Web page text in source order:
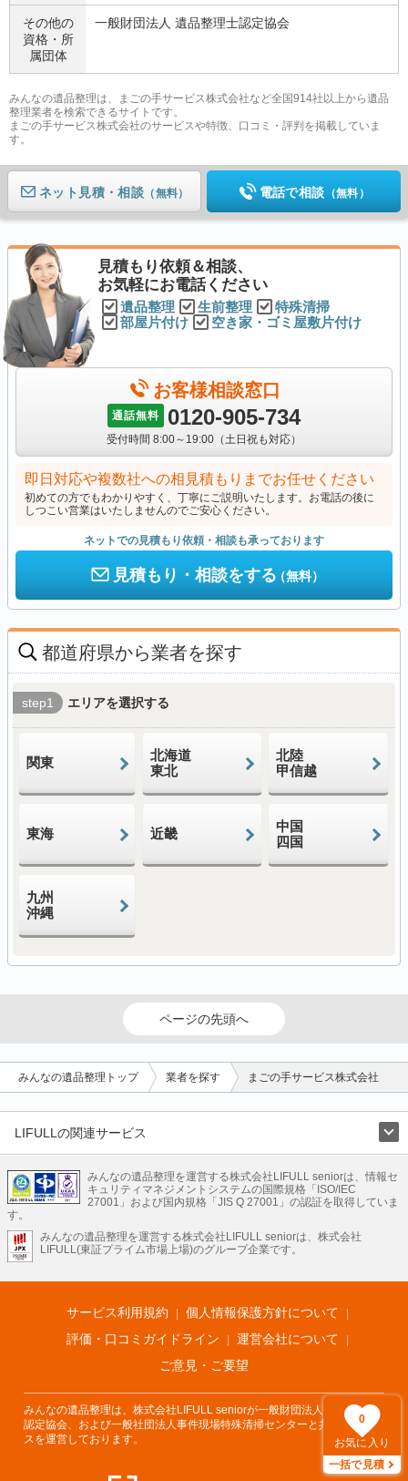
0
お気に入り
一括で見積
その他の
資格・ 所
属団体
一般財団法人 遺品整理士認定協会
みんなの遺品整理は、まごの手サービス株式会社など全国914社以上から遺品
整理業者を検索できるサイトです。
まごの手サービス株式会社のサービスや特徴、口コミ・評判を掲載していま
す。
ネット見積 （無料） 電話で相談 （無料）
見積もり依頼＆相談、
お気軽にお電話ください
遺品整理 生前整理
特殊清掃
部屋片付け
空き家・ゴミ屋敷片付け
お客様相談窓口
通話無料 0120-905-734
受付時間 8:00～19:00（土日祝も対応）
即日対応や複数社への相見積もりまでお任せください
初めての方でもわかりやすく、丁寧にご説明いたします。お電話の後に
しつこい営業はいたしませんのでご安心ください。
ネットでの見積もり依頼・相談も承っております
見積もり・相談をする（無料）
都道府県から業者を探す
step1 エリアを選択する
関東
北海道
東北
北陸
甲信越
東海 近畿
中国
四国
九州
沖縄
ページの先頭へ
みんなの遺品整理トップ 業者を探す まごの手サービス株式会社
LIFULLの関連サービス
不動産・住宅 引越し 老人ホーム 地方創生
ママの就労支援
不動産クラウドファンディング 遺品整理 老後の暮らし情報
LIFULL HOME'Sのサービス
不動産・住宅
不動産査定 マンション専門売却査定 不動産投資 アドバイザー
不動産アーカイブ
空き家バンク 家賃相場 不動産会社
まちむすび
不動産用語集 住まいのお役立ち情報
LIFULL HOME'S PRESS
アプリ 不動産データ 不動産転職
みんなの遺品整理を運営する株式会社LIFULL seniorは、情報セ
キュリティマネジメントシステムの国際規格「ISO/IEC
27001」および国内規格「JIS Q 27001」の認証を取得していま
す。
みんなの遺品整理を運営する株式会社LIFULL seniorは、株式会社
LIFULL(東証プライム市場上場)のグループ企業です。
サービス利用規約
個人情報保護方針について
評価・口コミガイドライン
運営会社について
ご意見・ご要望
みんなの遺品整理は、株式会社LIFULL seniorが一般財団法人遺品整理士
認定協会、および一般社団法人事件現場特殊清掃センターと共同でサービ
スを運営しております。